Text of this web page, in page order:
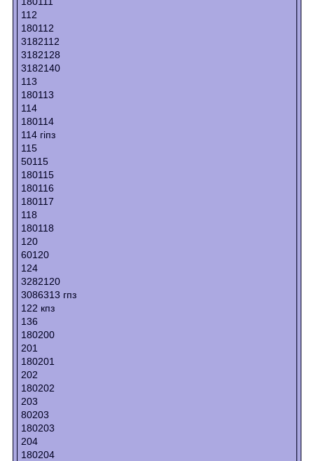
112
180112
3182112
3182128
3182140
113
180113
114
180114
114 гіпз
115
50115
180115
180116
180117
118
180118
120
60120
124
3282120
3086313 гпз
122 кпз
136
180200
201
180201
202
180202
203
80203
180203
204
180204